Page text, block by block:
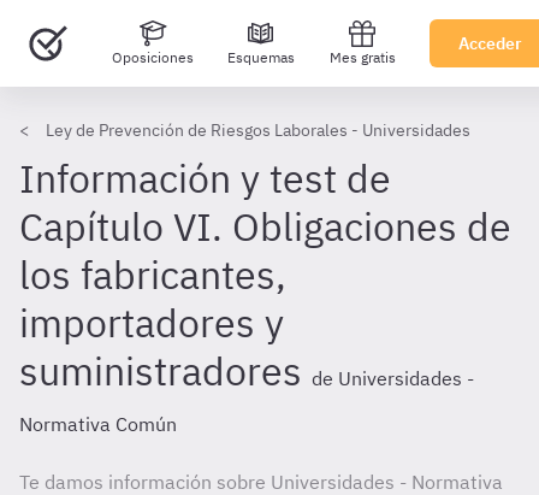
Oposiciones Esquemas Mes gratis
Acceder
Ley de Prevención de Riesgos Laborales - Universidades
Información y test de
Capítulo VI. Obligaciones de
los fabricantes,
importadores y
suministradores de Universidades -
Normativa Común
Te damos información sobre Universidades - Normativa